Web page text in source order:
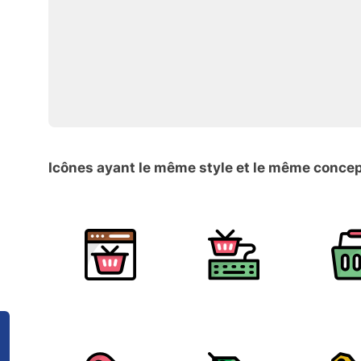
Icônes ayant le même style et le même